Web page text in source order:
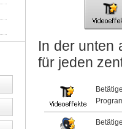
In der unten
für jeden